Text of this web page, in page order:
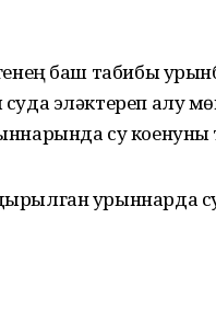
баш табибы
эләктереп алу
су
урыннарда су